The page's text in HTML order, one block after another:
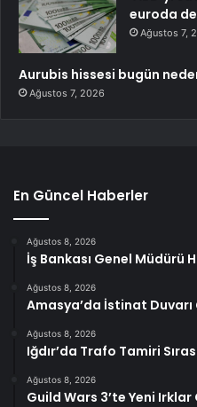
euroda
Ağustos 7,
Aurubis hissesi bugün
Ağustos 7, 2026
En Güncel Haberler
Ağustos 8, 2026
İş Bankası Genel Müdürü
Ağustos 8, 2026
Amasya’da İstinat Duvarı
Ağustos 8, 2026
Iğdır’da Trafo Tamiri
Ağustos 8, 2026
Guild Wars 3’te Yeni Irklar